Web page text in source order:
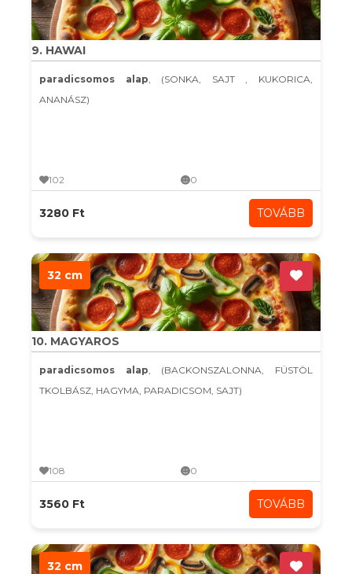
9. HAWAI
paradicsomos alap, (SONKA, SAJT , KUKORICA,
ANANÁSZ)
102 0
3280 Ft TOVÁBB
32 cm
10. MAGYAROS
paradicsomos alap, (BACKONSZALONNA, FÜSTÖL
TKOLBÁSZ, HAGYMA, PARADICSOM, SAJT)
108 0
3560 Ft TOVÁBB
32 cm